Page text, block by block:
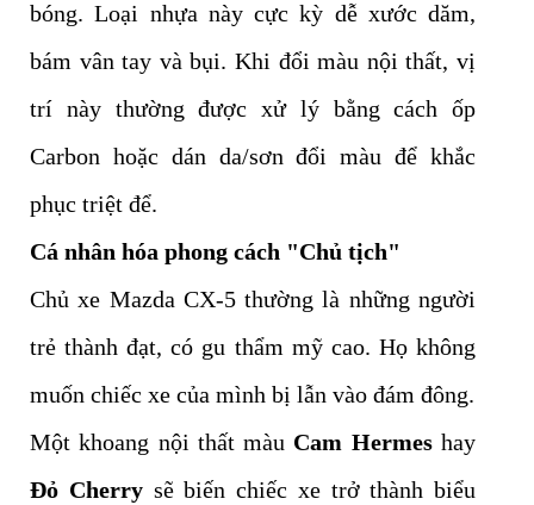
bóng. Loại nhựa này cực kỳ dễ xước dăm,
bám vân tay và bụi. Khi đổi màu nội thất, vị
trí này thường được xử lý bằng cách ốp
Carbon hoặc dán da/sơn đổi màu để khắc
phục triệt để.
Cá nhân hóa phong cách "Chủ tịch"
Chủ xe Mazda CX-5 thường là những người
trẻ thành đạt, có gu thẩm mỹ cao. Họ không
muốn chiếc xe của mình bị lẫn vào đám đông.
Một khoang nội thất màu Cam Hermeshay
Đỏ Cherrysẽ biến chiếc xe trở thành biểu